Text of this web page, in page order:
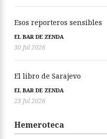
Esos reporteros sensibles
EL BAR DE ZENDA
30 Jul 2026
El libro de Sarajevo
EL BAR DE ZENDA
23 Jul 2026
Hemeroteca